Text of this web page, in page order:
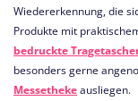
Wiedererkennung, die
Produkte mit
bedruckte
besonders gerne
Messethekeausliegen.